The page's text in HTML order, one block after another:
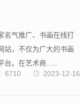
名气推广、书画在线打
站，不仅为广大的书画
。在艺术商......
2023-12-16
6710